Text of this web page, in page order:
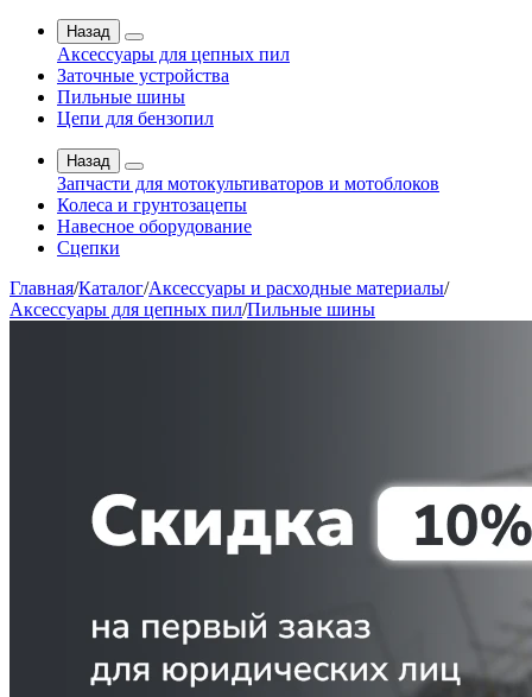
Назад
Аксессуары для цепных пил
Заточные устройства
Пильные шины
Цепи для бензопил
Назад
Запчасти для мотокультиваторов и мотоблоков
Колеса и грунтозацепы
Навесное оборудование
Сцепки
Главная/Каталог/Аксессуары и расходные материалы/
Аксессуары для цепных пил/Пильные шины